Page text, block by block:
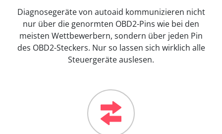
Diagnosegeräte von autoaid kommunizieren nicht
nur über die genormten OBD2-Pins wie bei den
meisten Wettbewerbern, sondern über jeden Pin
des OBD2-Steckers. Nur so lassen sich wirklich alle
Steuergeräte auslesen.